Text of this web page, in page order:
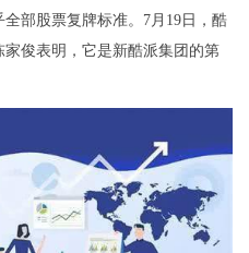
部股票复牌标准。7月19日，酷
俊表明，它是新酷派集团的第